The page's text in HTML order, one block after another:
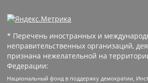
* Перечень иностранных и
неправительственных организаций,
признана нежелательной на
Федерации:
Национальный фонд в поддержку демократии,